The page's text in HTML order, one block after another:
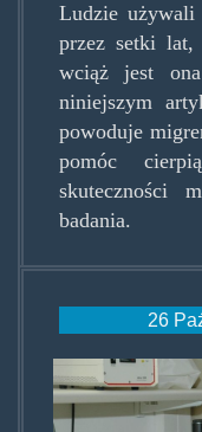
Ludzie używali
przez setki
wciąż jest
niniejszym
powoduje
pomóc
skuteczności
badania.
26